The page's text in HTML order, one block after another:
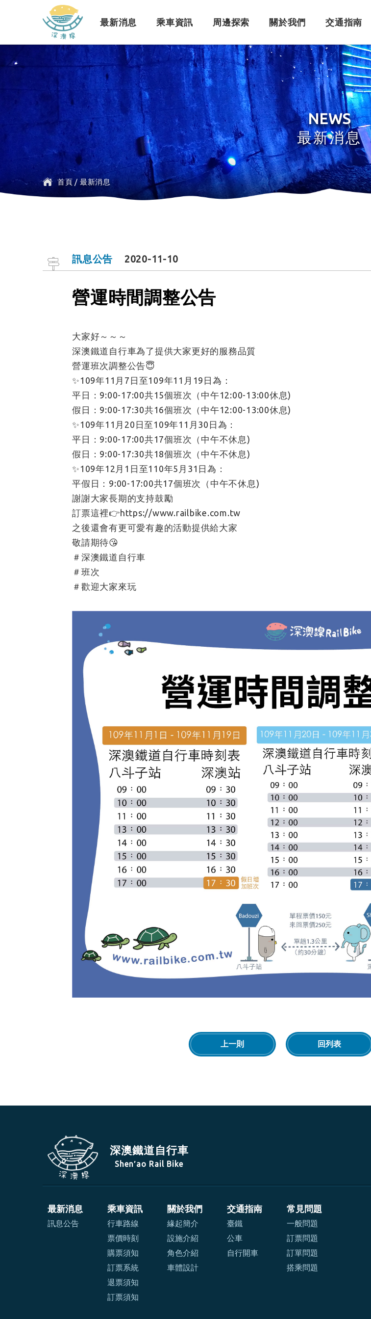
最新消息
訊息公告
乘車資訊
行車路線 票價時刻 購票須知 訂票系統
周邊探索
景點介紹 探索行程介紹
關於我們
緣起簡介 設施介紹 角色介紹 車體設計
交通指南
公車 自行開車
一般問題 訂票問題 訂單問題 搭乘問題
NEWS
最新消息
首頁 /最新消息
訊息公告 2020-11-10
營運時間調整公告
大家好～～～
深澳鐵道自行車為了提供大家更好的服務品質
營運班次調整公告😇
✨109年11月7日至109年11月19日為：
平日：9:00-17:00共15個班次（中午12:00-13:00休息)
假日：9:00-17:30共16個班次（中午12:00-13:00休息)
✨109年11月20日至109年11月30日為：
平日：9:00-17:00共17個班次（中午不休息)
假日：9:00-17:30共18個班次（中午不休息)
✨109年12月1日至110年5月31日為：
平假日：9:00-17:00共17個班次（中午不休息)
謝謝大家長期的支持鼓勵
訂票這裡👉https://www.railbike.com.tw
之後還會有更可愛有趣的活動提供給大家
敬請期待😘
＃深澳鐵道自行車
＃班次
＃歡迎大家來玩
上一則 回列表
深澳鐵道自行車
Shen′ao Rail Bike
最新消息
訊息公告
乘車資訊
行車路線
票價時刻
購票須知
訂票系統
退票須知
訂票須知
關於我們
緣起簡介
設施介紹
角色介紹
車體設計
交通指南
臺鐵
公車
自行開車
常見問題
一般問題
訂票問題
訂單問題
搭乘問題